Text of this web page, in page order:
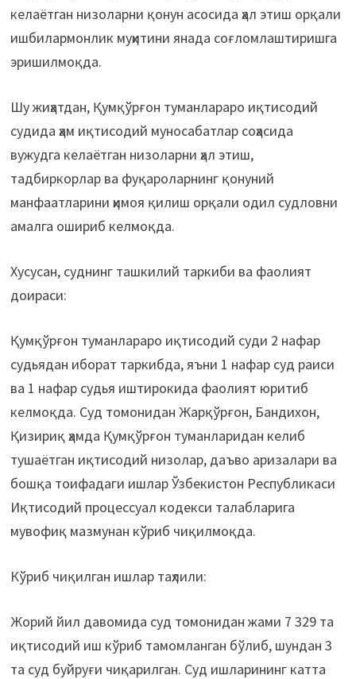
келаётган низоларни қонун асосида ҳал этиш орқали
ишбилармонлик муҳитини янада соғломлаштиришга
эришилмоқда.
Шу жиҳатдан, Қумқўрғон туманлараро иқтисодий
судида ҳам иқтисодий муносабатлар соҳасида
вужудга келаётган низоларни ҳал этиш,
тадбиркорлар ва фуқароларнинг қонуний
манфаатларини ҳимоя қилиш орқали одил судловни
амалга ошириб келмоқда.
Хусусан, суднинг ташкилий таркиби ва фаолият
доираси:
Қумқўрғон туманлараро иқтисодий суди 2 нафар
судьядан иборат таркибда, яъни 1 нафар суд раиси
ва 1 нафар судья иштирокида фаолият юритиб
келмоқда. Суд томонидан Жарқўрғон, Бандихон,
Қизириқ ҳамда Қумқўрғон туманларидан келиб
тушаётган иқтисодий низолар, даъво аризалари ва
бошқа тоифадаги ишлар Ўзбекистон Республикаси
Иқтисодий процессуал кодекси талабларига
мувофиқ мазмунан кўриб чиқилмоқда.
Кўриб чиқилган ишлар таҳлили:
Жорий йил давомида суд томонидан жами 7 329 та
иқтисодий иш кўриб тамомланган бўлиб, шундан 3
та суд буйруғи чиқарилган. Суд ишларининг катта